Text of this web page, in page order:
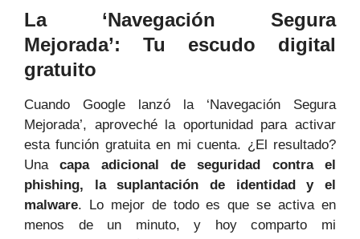
La ‘Navegación Segura
Mejorada’: Tu escudo digital
gratuito
Cuando Google lanzó la ‘Navegación Segura
Mejorada’, aproveché la oportunidad para activar
esta función gratuita en mi cuenta. ¿El resultado?
Unacapa adicional de seguridad contra el
phishing, la suplantación de identidad y el
malware. Lo mejor de todo es que se activa en
menos de un minuto, y hoy comparto mi